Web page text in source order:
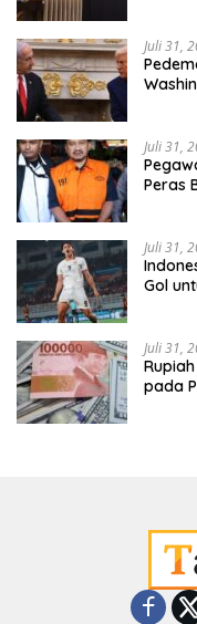
Juli 31,
Juli 31,
Peras
Juli 31,
Gol
Juli 31,
pada